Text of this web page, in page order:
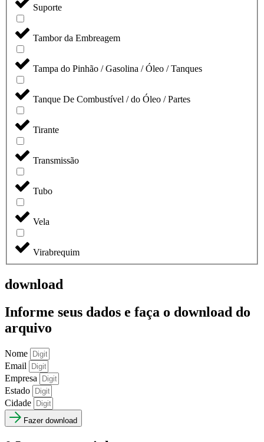
Suporte
Tambor da Embreagem
Tampa do Pinhão / Gasolina / Óleo / Tanques
Tanque De Combustível / do Óleo / Partes
Tirante
Transmissão
Tubo
Vela
Virabrequim
download
Informe seus dados e faça o download do
arquivo
Nome
Email
Empresa
Estado
Cidade
Fazer download